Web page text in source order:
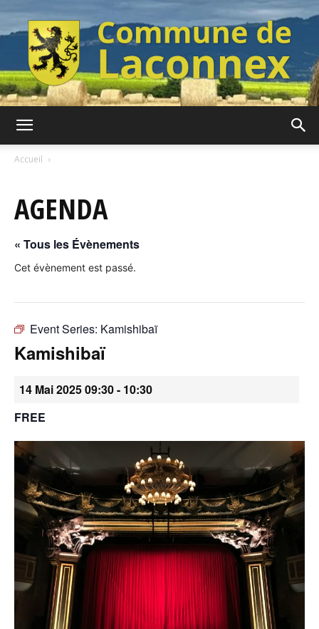
Laconnex
Canton
Accueil
AGENDA
« Tous les Évènements
Cet évènement est passé.
Event Series: Kamishibaï
Kamishibaï
14 Mai 2025 09:30- 10:30
FREE